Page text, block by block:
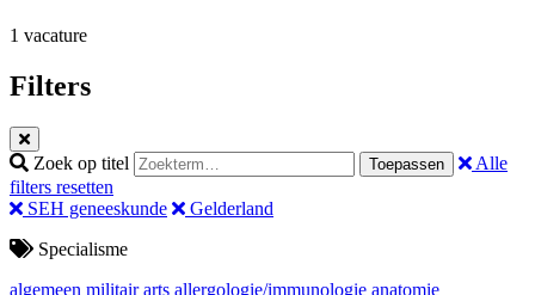
1 vacature
Filters
Zoek op titel Toepassen
Alle
filters resetten
SEH geneeskunde
Gelderland
Specialisme
algemeen militair arts allergologie/immunologie anatomie